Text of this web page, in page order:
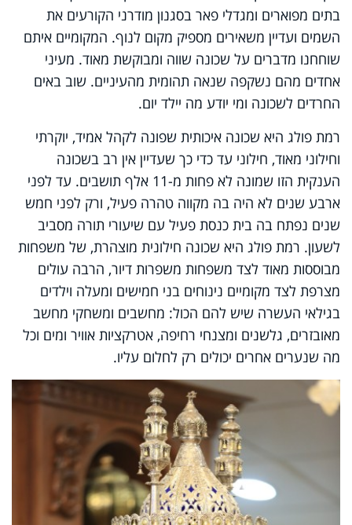
בתים מפוארים ומגדלי פאר בסגנון מודרני הקורעים את
השמים ועדיין משאירים מספיק מקום לנוף. המקומיים איתם
שוחחנו מדברים על שכונה שווה ומבוקשת מאוד. מעיני
אחדים מהם נשקפה שנאה תהומית מהעיניים. שוב באים
החרדים לשכונה ומי יודע מה יילד יום.
רמת פולג היא שכונה איכותית שפונה לקהל אמיד, יוקרתי
וחילוני מאוד, חילוני עד כדי כך שעדיין אין רב בשכונה
הענקית הזו שמונה לא פחות מ-11 אלף תושבים. עד לפני
ארבע שנים לא היה בה מקווה טהרה פעיל, ורק לפני חמש
שנים נפתח בה בית כנסת פעיל עם שיעורי תורה מסביב
לשעון. רמת פולג היא שכונה חילונית מוצהרת, של משפחות
מבוססות מאוד לצד משפחות משפרות דיור, הרבה עולים
מצרפת לצד מקומיים נינוחים בני חמישים ומעלה וילדים
בגילאי העשרה שיש להם הכול: מחשבים ומשחקי מחשב
מאובזרים, גלשנים ומצנחי רחיפה, אטרקציות אוויר ומים וכל
מה שנערים אחרים יכולים רק לחלום עליו.